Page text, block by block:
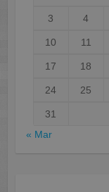
3 4
10 11
17 18
24 25
31
« Mar